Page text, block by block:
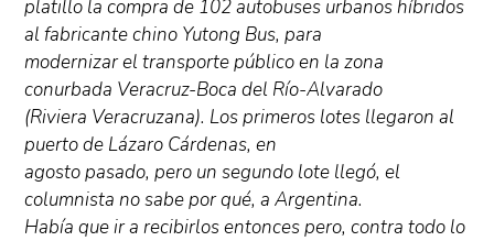
platillo la compra de 102 autobuses urbanos híbridos
al fabricante chino Yutong Bus, para
modernizar el transporte público en la zona
conurbada Veracruz-Boca del Río-Alvarado
(Riviera Veracruzana). Los primeros lotes llegaron al
puerto de Lázaro Cárdenas, en
agosto pasado, pero un segundo lote llegó, el
columnista no sabe por qué, a Argentina.
Había que ir a recibirlos entonces pero, contra todo lo